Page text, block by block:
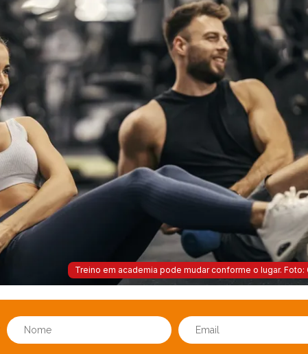
Treino em academia pode mudar conforme o lugar.